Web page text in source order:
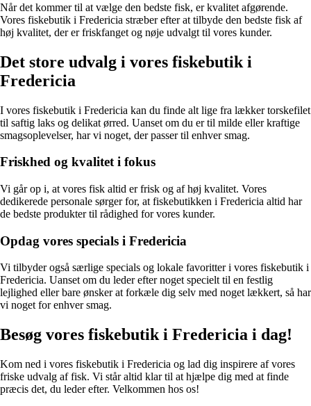
Når det kommer til at vælge den bedste fisk, er kvalitet afgørende.
Vores fiskebutik i Fredericia stræber efter at tilbyde den bedste fisk af
høj kvalitet, der er friskfanget og nøje udvalgt til vores kunder.
Det store udvalg i vores fiskebutik i
Fredericia
I vores fiskebutik i Fredericia kan du finde alt lige fra lækker torskefilet
til saftig laks og delikat ørred. Uanset om du er til milde eller kraftige
smagsoplevelser, har vi noget, der passer til enhver smag.
Friskhed og kvalitet i fokus
Vi går op i, at vores fisk altid er frisk og af høj kvalitet. Vores
dedikerede personale sørger for, at fiskebutikken i Fredericia altid har
de bedste produkter til rådighed for vores kunder.
Opdag vores specials i Fredericia
Vi tilbyder også særlige specials og lokale favoritter i vores fiskebutik i
Fredericia. Uanset om du leder efter noget specielt til en festlig
lejlighed eller bare ønsker at forkæle dig selv med noget lækkert, så har
vi noget for enhver smag.
Besøg vores fiskebutik i Fredericia i dag!
Kom ned i vores fiskebutik i Fredericia og lad dig inspirere af vores
friske udvalg af fisk. Vi står altid klar til at hjælpe dig med at finde
præcis det, du leder efter. Velkommen hos os!